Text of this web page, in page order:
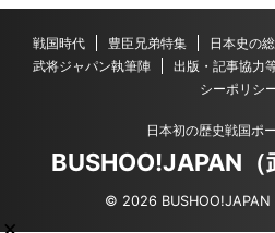
戦国時代 豊臣兄弟特集 日本史の
武将ジャパン執筆陣
出版・記事協力
シーポリシ
日本初の歴史戦国ポ
BUSHOO!JAPAN（
© 2026 BUSHOO!JAPAN